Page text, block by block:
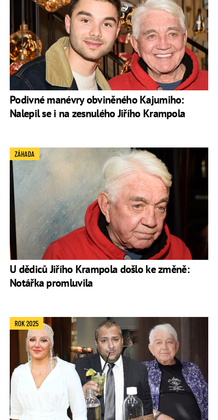
Podivné manévry obviněného Kajumiho:
Nalepil se i na zesnulého Jiřího Krampola
U dědiců Jiřího Krampola došlo ke změně:
Notářka promluvila
ZÁHADA
ROK 2025